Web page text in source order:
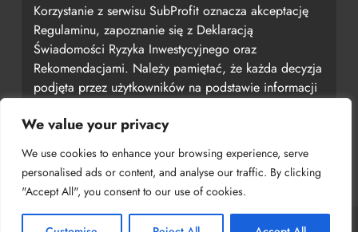
We value your privacy
We use cookies to enhance your browsing experience, serve
personalised ads or content, and analyse our traffic. By clicking
"Accept All", you consent to our use of cookies.
Korzystanie z serwisu SubProfit oznacza akceptację
Regulaminu, zapoznanie się z Deklaracją
Świadomości Ryzyka Inwestycyjnego oraz
Rekomendacjami. Należy pamiętać, że każda decyzja
podjęta przez użytkowników na podstawie informacji
odpowiedzialnością, a serwis SubProfit nie ponosi za
nią odpowiedzialności.